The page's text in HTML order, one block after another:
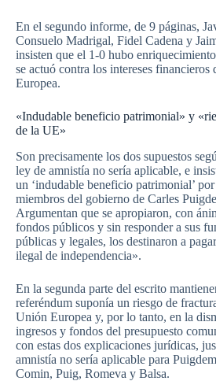
En el segundo informe, de 9 páginas,
Consuelo Madrigal, Fidel Cadena y
insisten que el 1-0 hubo
se actuó contra los intereses financieros
Europea.
«Indudable beneficio patrimonial» y
de la UE»
Son precisamente los dos supuestos
ley de amnistía no sería aplicable, e
un ‘indudable beneficio patrimonial’
miembros del gobierno de Carles
Argumentan que se apropiaron, con
fondos públicos y sin responder a sus
públicas y legales, los destinaron a
ilegal de independencia».
En la segunda parte del escrito
referéndum suponía un riesgo de
Unión Europea y, por lo tanto, en la
ingresos y fondos del presupuesto
con estas dos explicaciones jurídicas,
amnistía no sería aplicable para
Comin, Puig, Romeva y Balsa.